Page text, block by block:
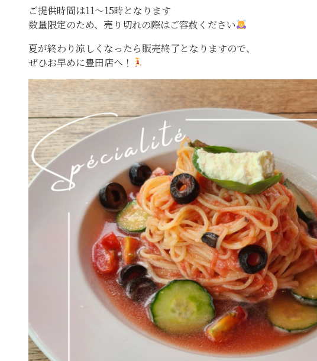
ご提供時間は11〜15時となります
数量限定のため、売り切れの際はご容赦ください
夏が終わり涼しくなったら販売終了となりますので、
ぜひお早めに豊田店へ！